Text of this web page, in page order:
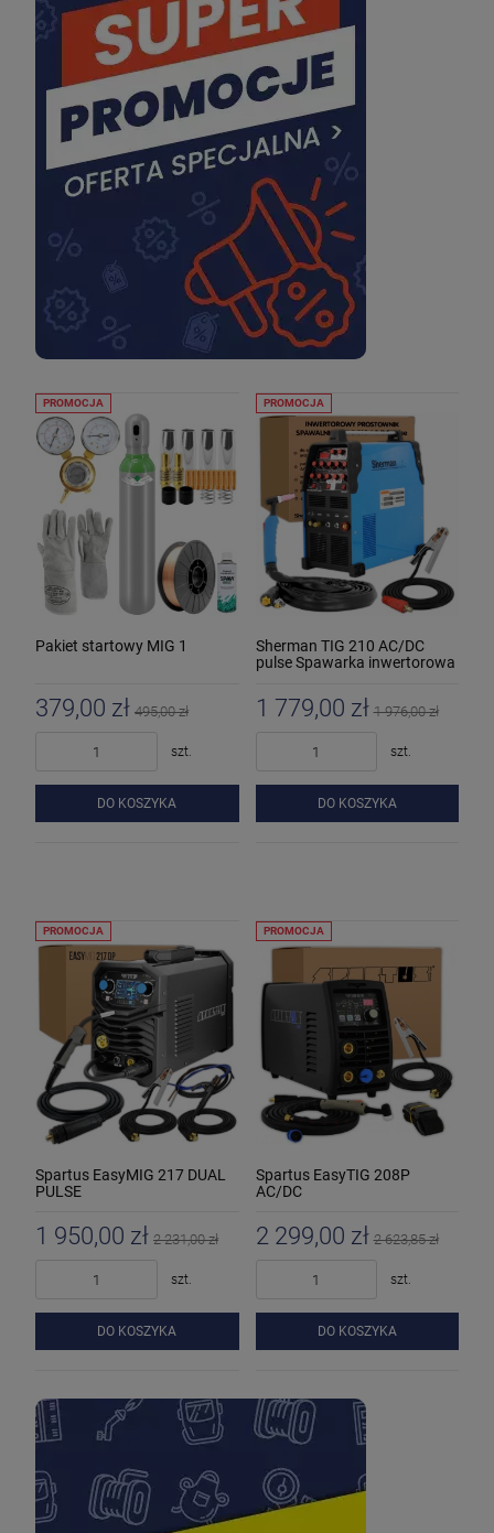
Pakiet startowy MIG 1
379,00 zł 495,00 zł
szt.
DO KOSZYKA
PROMOCJA
Sherman TIG 210 AC/DC
pulse Spawarka inwertorowa
1 779,00 zł 1 976,00 zł
szt.
DO KOSZYKA
PROMOCJA
Spartus EasyMIG 217 DUAL
PULSE
1 950,00 zł 2 231,00 zł
szt.
DO KOSZYKA
PROMOCJA
Spartus EasyTIG 208P
AC/DC
2 299,00 zł 2 623,85 zł
szt.
DO KOSZYKA
PROMOCJA